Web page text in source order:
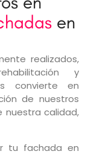
en
realizados,
y
convierte en
de nuestros
nuestra calidad,
tu fachada en